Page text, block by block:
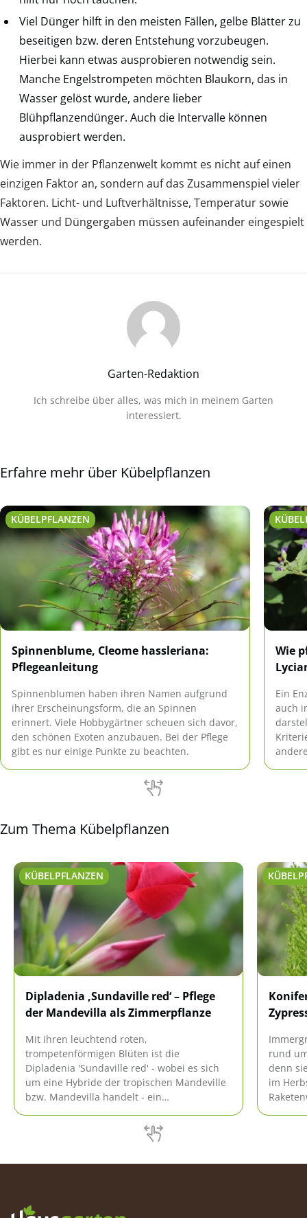
Viel Dünger hilft in den meisten Fällen, gelbe Blätter zu
beseitigen bzw. deren Entstehung vorzubeugen.
Hierbei kann etwas ausprobieren notwendig sein.
Manche Engelstrompeten möchten Blaukorn, das in
Wasser gelöst wurde, andere lieber
Blühpflanzendünger. Auch die Intervalle können
ausprobiert werden.
Wie immer in der Pflanzenwelt kommt es nicht auf einen
einzigen Faktor an, sondern auf das Zusammenspiel vieler
Faktoren. Licht- und Luftverhältnisse, Temperatur sowie
Wasser und Düngergaben müssen aufeinander eingespielt
werden.
Garten-Redaktion
Ich schreibe über alles, was mich in meinem Garten
interessiert.
Erfahre mehr über Kübelpflanzen
KÜBELPFLANZEN
Spinnenblume, Cleome hassleriana:
Pflegeanleitung
Spinnenblumen haben ihren Namen aufgrund
ihrer Erscheinungsform, die an Spinnen
erinnert. Viele Hobbygärtner scheuen sich davor,
den schönen Exoten anzubauen. Bei der Pflege
gibt es nur einige Punkte zu beachten.
Wie
Ein
auch
Zum Thema Kübelpflanzen
KÜBELPFLANZEN
Dipladenia ‚Sundaville red‘ – Pflege
der Mandevilla als Zimmerpflanze
Mit ihren leuchtend roten,
trompetenförmigen Blüten ist die
Dipladenia 'Sundaville red' - wobei es sich
um eine Hybride der tropischen Mandeville
bzw. Mandevilla handelt - ein
oder der Terrasse. Allerdings lässt sich die
Kletterpflanze auch leicht im Wohnzimmer
rund
denn
im